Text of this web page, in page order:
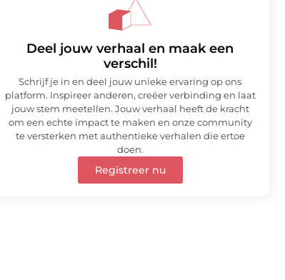
Deel jouw verhaal en maak een
verschil!
Schrijf je in en deel jouw unieke ervaring op ons
platform. Inspireer anderen, creëer verbinding en laat
jouw stem meetellen. Jouw verhaal heeft de kracht
om een echte impact te maken en onze community
te versterken met authentieke verhalen die ertoe
doen.
Registreer nu